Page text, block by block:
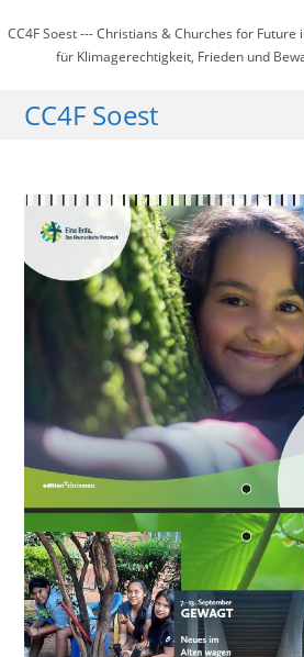
Inhalt
springen
CC4F Soest --- Christians & Churches for Future
für Klimagerechtigkeit, Frieden und
CC4F Soest